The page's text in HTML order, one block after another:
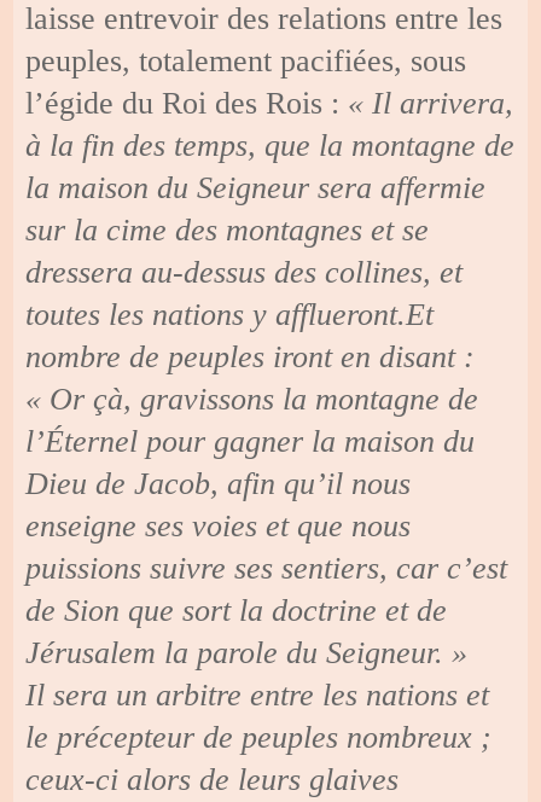
laisse entrevoir des relations entre les
peuples, totalement pacifiées, sous
l’égide du Roi des Rois : « Il arrivera,
à la fin des temps, que la montagne de
la maison du Seigneur sera affermie
sur la cime des montagnes et se
dressera au-dessus des collines, et
toutes les nations y afflueront.Et
nombre de peuples iront en disant :
« Or çà, gravissons la montagne de
l’Éternel pour gagner la maison du
Dieu de Jacob, afin qu’il nous
enseigne ses voies et que nous
puissions suivre ses sentiers, car c’est
de Sion que sort la doctrine et de
Jérusalem la parole du Seigneur. »
Il sera un arbitre entre les nations et
le précepteur de peuples nombreux ;
ceux-ci alors de leurs glaives